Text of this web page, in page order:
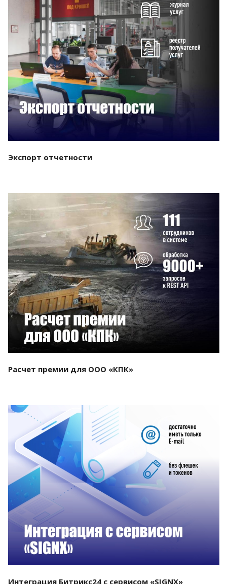
Смотреть проект
Экспорт отчетности
Смотреть проект
Расчет премии для ООО «КПК»
Смотреть проект
Интеграция Битрикс24 с сервисом «SIGNX»